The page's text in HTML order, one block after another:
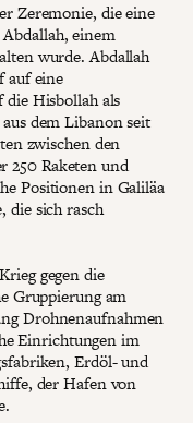
Zeremonie, die eine
einem
wurde. Abdallah
auf eine
die Hisbollah als
dem Libanon seit
zwischen den
250 Raketen und
Positionen in Galiläa
die sich rasch
gegen die
Gruppierung am
Drohnenaufnahmen
Einrichtungen im
Erdöl- und
der Hafen von